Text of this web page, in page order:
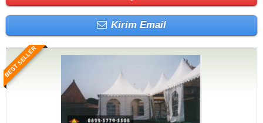
Kirim Email
BEST SELLER